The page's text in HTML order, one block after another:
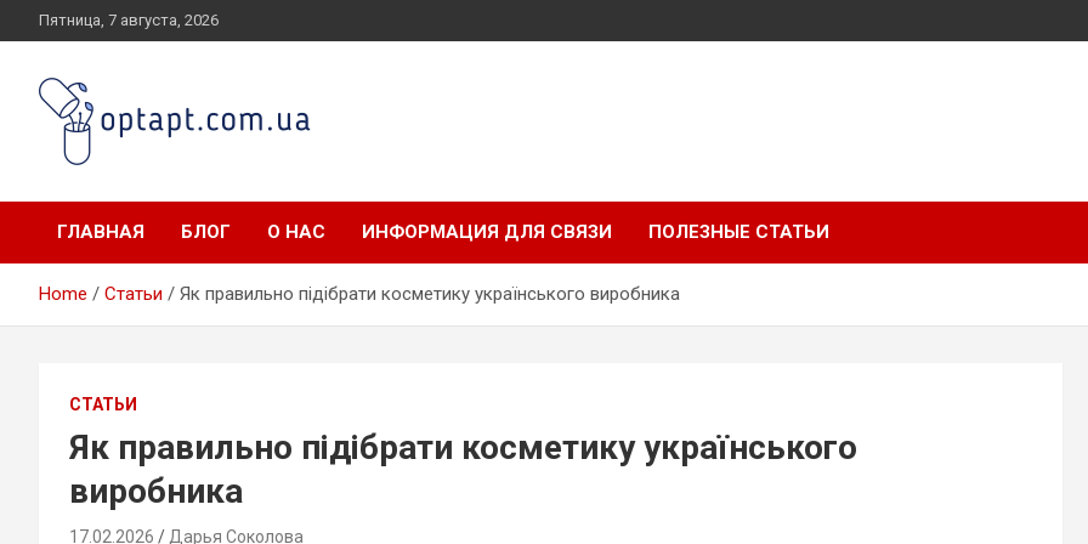
to
Пятница, 7 августа, 2026
optapt.com.ua
ГЛАВНАЯ БЛОГ О НАС ИНФОРМАЦИЯ ДЛЯ СВЯЗИ ПОЛЕЗНЫЕ СТАТЬИ
Home Статьи Як правильно підібрати косметику українського виробника
СТАТЬИ
Як правильно підібрати косметику українського
виробника
17.02.2026 Дарья Соколова